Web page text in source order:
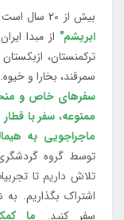
بیش از 20 سال است که سفرهایی با عنوان
ابریشم" از مبدا
ترکمنستان،
سمرقند، بخارا و خیوه.
سفرهای خاص و
ممنوعه، سفر با
ماجراجویی به
توسط گروه
تلاش داریم تا
اشتراک بگذاریم.
سفر کنید. ما